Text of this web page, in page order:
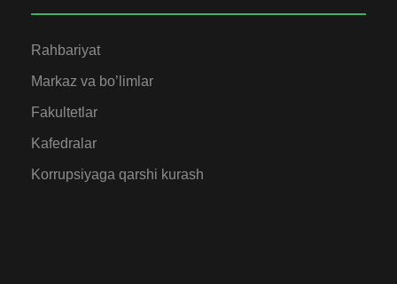
Rahbariyat
Markaz va bo’limlar
Fakultetlar
Kafedralar
Korrupsiyaga qarshi kurash